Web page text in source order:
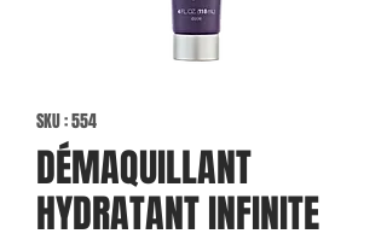
SKU : 554
DÉMAQUILLANT
HYDRATANT INFINITE